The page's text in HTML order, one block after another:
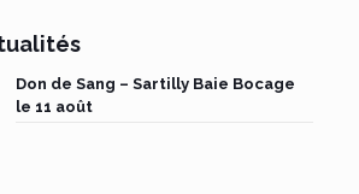
Don de Sang – Sartilly Baie Bocage
le 11 août